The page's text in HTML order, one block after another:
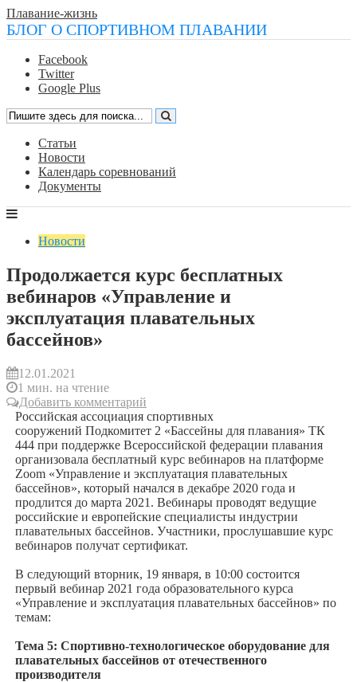
Плавание-жизнь
БЛОГ О СПОРТИВНОМ ПЛАВАНИИ
Facebook
Twitter
Google Plus
Статьи
Новости
Календарь соревнований
Документы
Новости
Продолжается курс бесплатных
вебинаров «Управление и
эксплуатация плавательных
бассейнов»
12.01.2021
1 мин. на чтение
Добавить комментарий
Российская ассоциация спортивных
сооружений Подкомитет 2 «Бассейны для плавания» ТК
444 при поддержке Всероссийской федерации плавания
организовала бесплатный курс вебинаров на платформе
Zoom «Управление и эксплуатация плавательных
бассейнов», который начался в декабре 2020 года и
продлится до марта 2021. Вебинары проводят ведущие
российские и европейские специалисты индустрии
плавательных бассейнов. Участники, прослушавшие курс
вебинаров получат сертификат.
В следующий вторник, 19 января, в 10:00 состоится
первый вебинар 2021 года образовательного курса
«Управление и эксплуатация плавательных бассейнов» по
темам:
Тема 5: Спортивно-технологическое оборудование для
плавательных бассейнов от отечественного
производителя